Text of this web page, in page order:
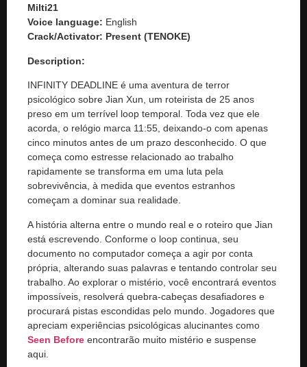
Milti21
Voice language: English
Crack/Activator: Present (TENOKE)
Description:
INFINITY DEADLINE é uma aventura de terror
psicológico sobre Jian Xun, um roteirista de 25 anos
preso em um terrível loop temporal. Toda vez que ele
acorda, o relógio marca 11:55, deixando-o com apenas
cinco minutos antes de um prazo desconhecido. O que
começa como estresse relacionado ao trabalho
rapidamente se transforma em uma luta pela
sobrevivência, à medida que eventos estranhos
começam a dominar sua realidade.
A história alterna entre o mundo real e o roteiro que Jian
está escrevendo. Conforme o loop continua, seu
documento no computador começa a agir por conta
própria, alterando suas palavras e tentando controlar seu
trabalho. Ao explorar o mistério, você encontrará eventos
impossíveis, resolverá quebra-cabeças desafiadores e
procurará pistas escondidas pelo mundo. Jogadores que
apreciam experiências psicológicas alucinantes como
Seen Before encontrarão muito mistério e suspense
aqui.